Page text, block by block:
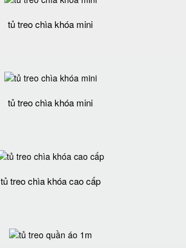
tủ treo chìa khóa mini
tủ treo chìa khóa mini
tủ treo chìa khóa cao cấp